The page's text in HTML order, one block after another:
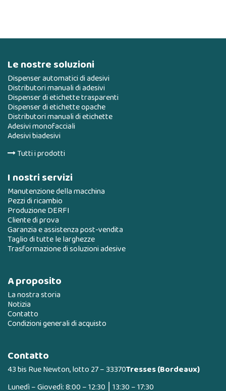
Le nostre soluzioni
Dispenser automatici di adesivi
Distributori manuali di adesivi
Dispenser di etichette trasparenti
Dispenser di etichette opache
Distributori manuali di etichette
Adesivi monofacciali
Adesivi biadesivi
Tutti i prodotti
I nostri servizi
Manutenzione della macchina
Pezzi di ricambio
Produzione DERFI
Cliente di prova
Garanzia e assistenza post-vendita
Taglio di tutte le larghezze
Trasformazione di soluzioni adesive
A proposito
La nostra storia
Notizia
Contatto
Condizioni generali di acquisto
Contatto
43 bis Rue Newton, lotto 27 – 33370Tresses (Bordeaux)
Lunedì – Giovedì: 8:00 – 12:30 ⎮ 13:30 – 17:30